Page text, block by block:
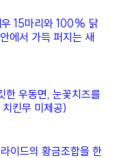
15마리와 100% 닭
에서 가득 퍼지는 새
한 우동면, 눈꽃치즈를
킨무 미제공)
이드의 황금조합을 한